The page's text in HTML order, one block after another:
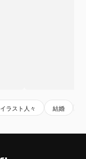
イラスト人々 結婚